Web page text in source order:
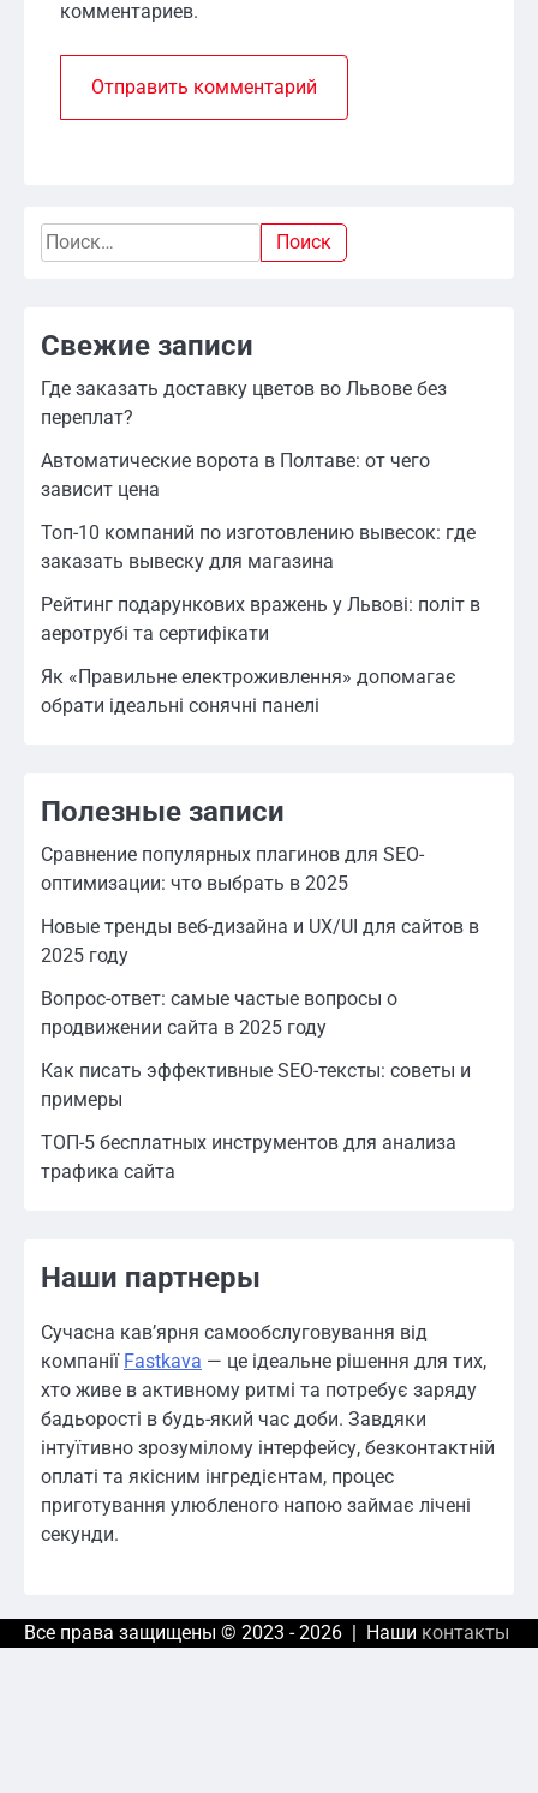
комментариев.
Найти:
Свежие записи
Где заказать доставку цветов во Львове без
переплат?
Автоматические ворота в Полтаве: от чего
зависит цена
Топ-10 компаний по изготовлению вывесок: где
заказать вывеску для магазина
Рейтинг подарункових вражень у Львові: політ в
аеротрубі та сертифікати
Як «Правильне електроживлення» допомагає
обрати ідеальні сонячні панелі
Полезные записи
Сравнение популярных плагинов для SEO-
оптимизации: что выбрать в 2025
Новые тренды веб-дизайна и UX/UI для сайтов в
2025 году
Вопрос-ответ: самые частые вопросы о
продвижении сайта в 2025 году
Как писать эффективные SEO-тексты: советы и
примеры
ТОП-5 бесплатных инструментов для анализа
трафика сайта
Наши партнеры
Сучасна кав’ярня самообслуговування від
компанії Fastkava — це ідеальне рішення для тих,
хто живе в активному ритмі та потребує заряду
бадьорості в будь-який час доби. Завдяки
інтуїтивно зрозумілому інтерфейсу, безконтактній
оплаті та якісним інгредієнтам, процес
приготування улюбленого напою займає лічені
секунди.
Все права защищены © 2023 - 2026 | Наши контакты